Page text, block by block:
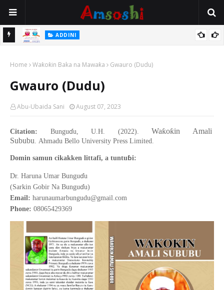
ADDINI
Home Waƙoƙin Baka na Mawaƙa Gwauro (Dudu)
Gwauro (Dudu)
Abu-Ubaida Sani August 07, 2023
Citation: Bunguɗu, U.H. (2022). Waƙoƙin Amali
Sububu. Ahmadu Bello University Press Limited.
Domin samun cikakken littafi, a tuntuɓi:
Dr. Haruna Umar Bunguɗu
(Sarkin Gobir Na Bunguɗu)
Email: harunaumarbungudu@gmail.com
Phone: 08065429369